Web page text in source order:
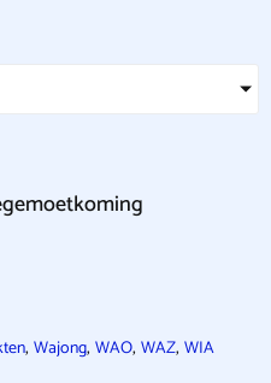
, Wajong, WAO, WAZ, WIA